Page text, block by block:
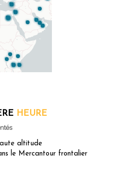
HEURE
altitude
le Mercantour frontalier